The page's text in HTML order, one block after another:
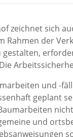
zeichnet sich
Rahmen der
und -
geplant
und